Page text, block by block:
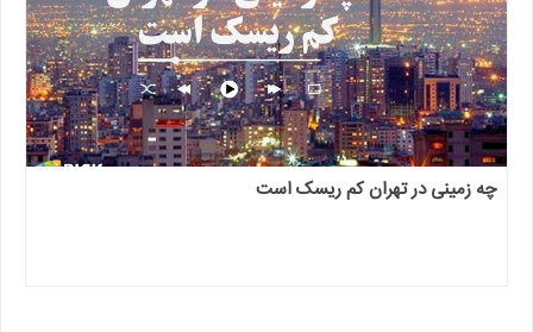
چه زمینی در تهران کم ریسک است